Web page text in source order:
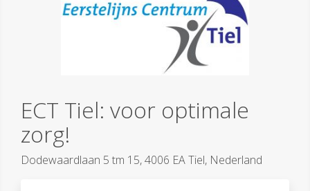
ECT Tiel: voor optimale
zorg!
Dodewaardlaan 5 tm 15, 4006 EA Tiel, Nederland